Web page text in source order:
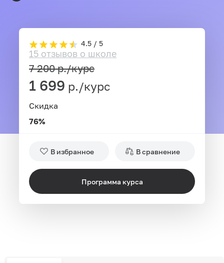
4.5 / 5
15 отзывов о школе
7 200р./курс
1 699 р./курс
Скидка
76%
В избранное В сравнение
Программа курса